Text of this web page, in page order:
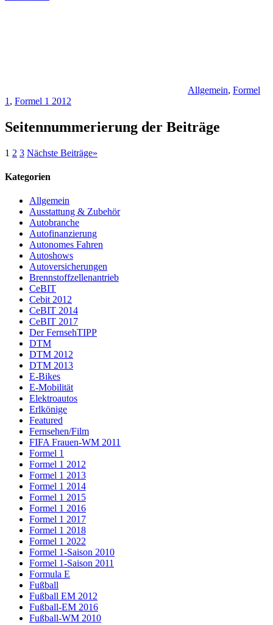
Allgemein, Formel
1 , Formel 1 2012
Seitennummerierung der Beiträge
1 2 3 Nächste Beiträge»
Kategorien
Allgemein
Ausstattung & Zubehör
Autobranche
Autofinanzierung
Autonomes Fahren
Autoshows
Autoversicherungen
Brennstoffzellenantrieb
CeBIT
Cebit 2012
CeBIT 2014
CeBIT 2017
Der FernsehTIPP
DTM
DTM 2012
DTM 2013
E-Bikes
E-Mobilität
Elektroautos
Erlkönige
Featured
Fernsehen/Film
FIFA Frauen-WM 2011
Formel 1
Formel 1 2012
Formel 1 2013
Formel 1 2014
Formel 1 2015
Formel 1 2016
Formel 1 2017
Formel 1 2018
Formel 1 2022
Formel 1-Saison 2010
Formel 1-Saison 2011
Formula E
Fußball
Fußball EM 2012
Fußball-EM 2016
Fußball-WM 2010